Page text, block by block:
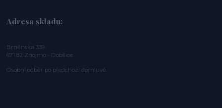
Adresa skladu:
Brněnská 339
671 82 Znojmo - Dobšice
Osobní odběr po předchozí domluvě.